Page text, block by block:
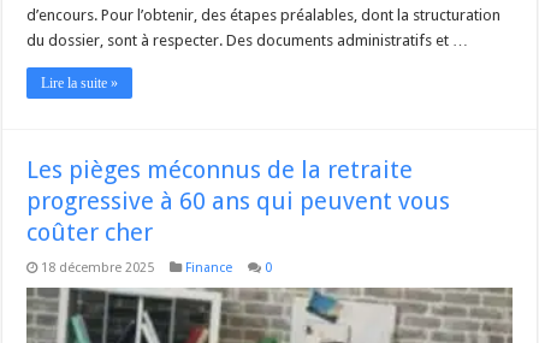
d’encours. Pour l’obtenir, des étapes préalables, dont la structuration
du dossier, sont à respecter. Des documents administratifs et …
Lire la suite »
Les pièges méconnus de la retraite
progressive à 60 ans qui peuvent vous
coûter cher
18 décembre 2025 Finance 0